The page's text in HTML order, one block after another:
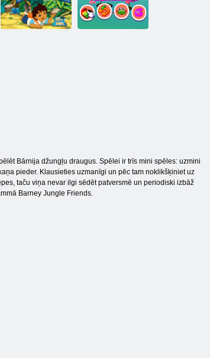
Match dzīvnieks
Baby Hazel
Alien Draugs
Bārnija džungļu draugus. Spēlei ir trīs mini spēles: uzmini
pieder. Klausieties uzmanīgi un pēc tam noklikšķiniet uz
taču viņa nevar ilgi sēdēt patversmē un periodiski izbāž
Barney Jungle Friends.